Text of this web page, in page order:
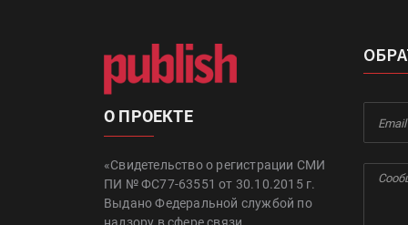
О ПРОЕКТЕ
«Свидетельство о регистрации СМИ
ПИ № ФС77-63551 от 30.10.2015 г.
Выдано Федеральной службой по